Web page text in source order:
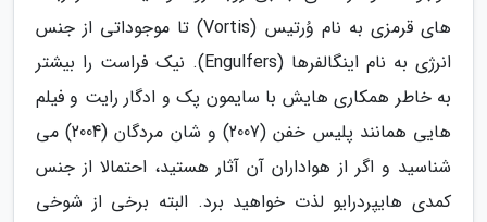
های قرمزی به نام وُرتیس (Vortis) تا موجوداتی از جنس
انرژی به نام اینگالفرها (Engulfers). نیک فراست را بیشتر
به خاطر همکاری هایش با سایمون پک و ادگار رایت و فیلم
هایی همانند پلیس خفن (2007) و شان مردگان (2004) می
شناسید و اگر از هواداران آن آثار هستید، احتمالا از جنس
کمدی هایپردرایو لذت خواهید برد. البته برخی از شوخی